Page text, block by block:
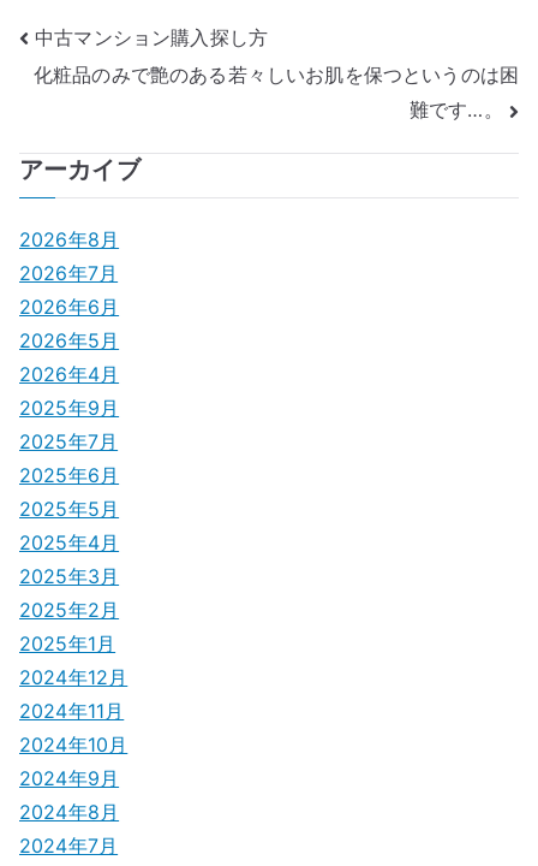
投
稿
ナ
ビ
ゲ
ー
シ
ョ
ン
中古マンション購入探し方
化粧品のみで艶のある若々しいお肌を保つというのは困
難です…。
アーカイブ
2026年8月
2026年7月
2026年6月
2026年5月
2026年4月
2025年9月
2025年7月
2025年6月
2025年5月
2025年4月
2025年3月
2025年2月
2025年1月
2024年12月
2024年11月
2024年10月
2024年9月
2024年8月
2024年7月